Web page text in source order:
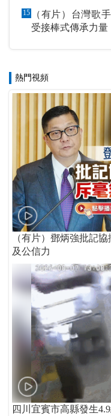
15
（有片）台灣歌
受接棒式傳承力量
熱門視頻
（有片）鄧炳強批記
及公信力
四川宜賓市高縣發生